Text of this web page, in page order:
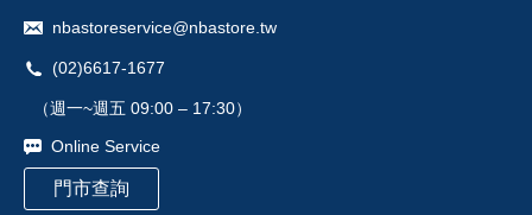
nbastoreservice@nbastore.tw
(02)6617-1677
（週一~週五 09:00 – 17:30）
Online Service
門市查詢